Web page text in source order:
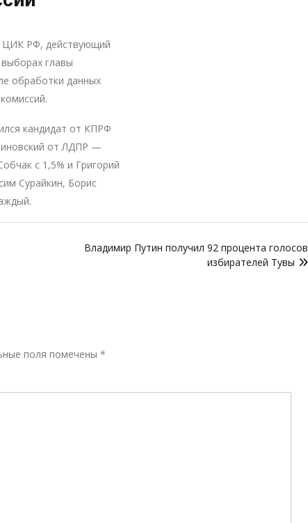
ЦИК РФ, действующий
главы
обработки данных
кандидат от КПРФ
от ЛДПР —
с 1,5% и Григорий
Сурайкин, Борис
Владимир Путин получил 92 процента голосов
избирателей Тувы
поля помечены *